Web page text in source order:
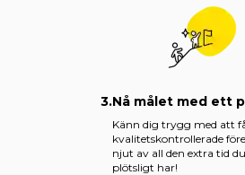
3.Nå målet med ett
Känn dig trygg med att
kvalitetskontrollerade
njut av all den extra tid
plötsligt har!